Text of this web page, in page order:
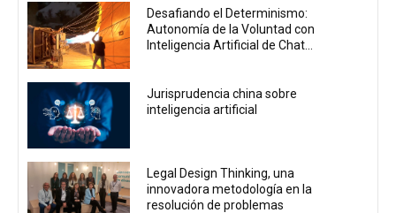
Desafiando el Determinismo:
Autonomía de la Voluntad con
Inteligencia Artificial de Chat...
Jurisprudencia china sobre
inteligencia artificial
Legal Design Thinking, una
innovadora metodología en la
resolución de problemas